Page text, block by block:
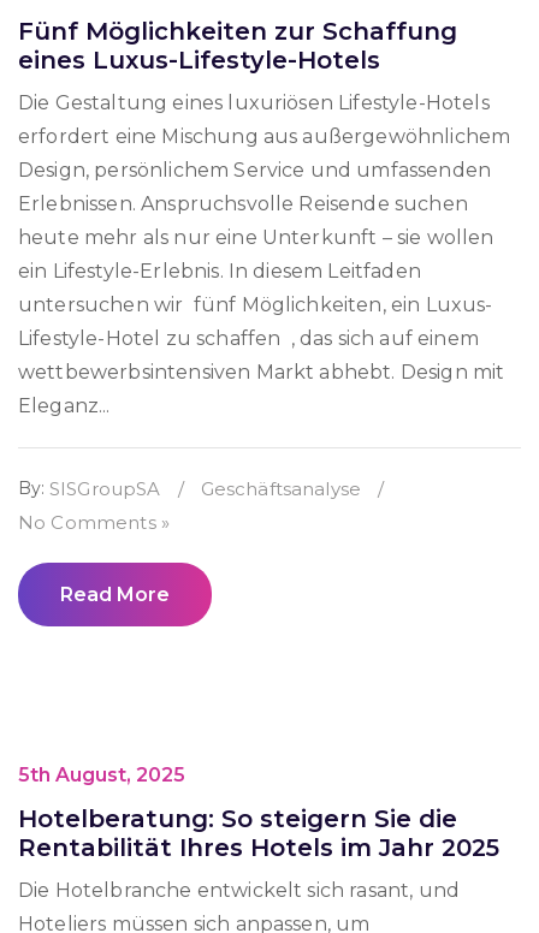
Fünf Möglichkeiten zur Schaffung
eines Luxus-Lifestyle-Hotels
Die Gestaltung eines luxuriösen Lifestyle-Hotels
erfordert eine Mischung aus außergewöhnlichem
Design, persönlichem Service und umfassenden
Erlebnissen. Anspruchsvolle Reisende suchen
heute mehr als nur eine Unterkunft – sie wollen
ein Lifestyle-Erlebnis. In diesem Leitfaden
untersuchen wir fünf Möglichkeiten, ein Luxus-
Lifestyle-Hotel zu schaffen , das sich auf einem
wettbewerbsintensiven Markt abhebt. Design mit
Eleganz...
By: SISGroupSA / Geschäftsanalyse
/
No Comments »
Read More
5th August, 2025
Hotelberatung: So steigern Sie die
Rentabilität Ihres Hotels im Jahr 2025
Die Hotelbranche entwickelt sich rasant, und
Hoteliers müssen sich anpassen, um